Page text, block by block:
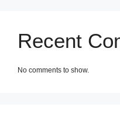
Recent
No comments to show.